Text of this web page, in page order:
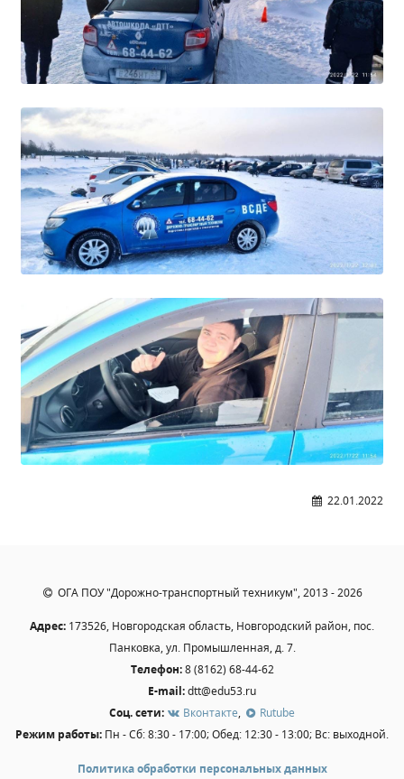
Профориентация
Обращения онлайн
Контакты
Региональный центр по профилактике ДДТТ
Учебно-производственный комплекс
Центр карьеры
Противодействие коррупции
Всероссийское чемпионатное движение
Региональная инновационная площадка
СВЕДЕНИЯ ОБ ОБРАЗОВАТЕЛЬНОЙ ОРГАНИЗАЦИИ
Основные сведения
Структура и органы управления образовательной
организацией
Документы
Образование
Образовательные стандарты и требования
Руководство
Платные образовательные услуги
Вакантные места для приёма (перевода)
Международное сотрудничество
Организация питания в образовательной
организации
22.01.2022
ОГА ПОУ "Дорожно-транспортный техникум", 2013 - 2026
Адрес: 173526, Новгородская область, Новгородский район, пос.
Панковка, ул. Промышленная, д. 7.
Телефон:8 (8162) 68-44-62
E-mail:dtt@edu53.ru
Соц. сети:
Вконтакте,
Rutube
Режим работы: Пн - Сб: 8:30 - 17:00; Обед: 12:30 - 13:00; Вс: выходной.
Политика обработки персональных данных